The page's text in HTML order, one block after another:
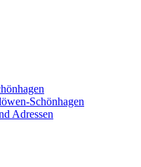
Schönhagen
Adressen